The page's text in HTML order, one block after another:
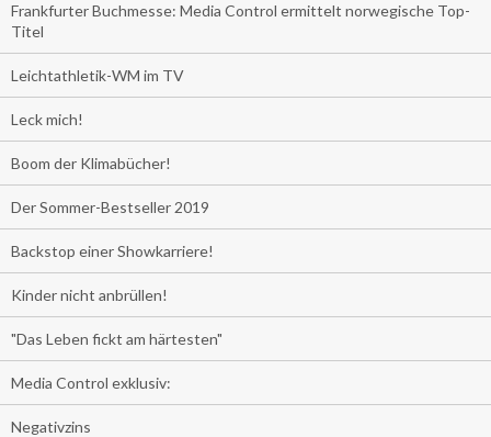
Frankfurter Buchmesse: Media Control ermittelt norwegische Top-
Titel
Leichtathletik-WM im TV
Leck mich!
Boom der Klimabücher!
Der Sommer-Bestseller 2019
Backstop einer Showkarriere!
Kinder nicht anbrüllen!
"Das Leben fickt am härtesten"
Media Control exklusiv:
Negativzins